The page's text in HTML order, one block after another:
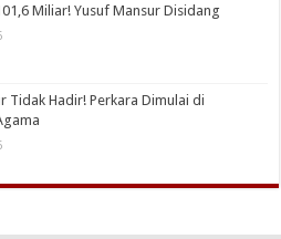
Miliar! Yusuf Mansur Disidang
Tidak Hadir! Perkara Dimulai di